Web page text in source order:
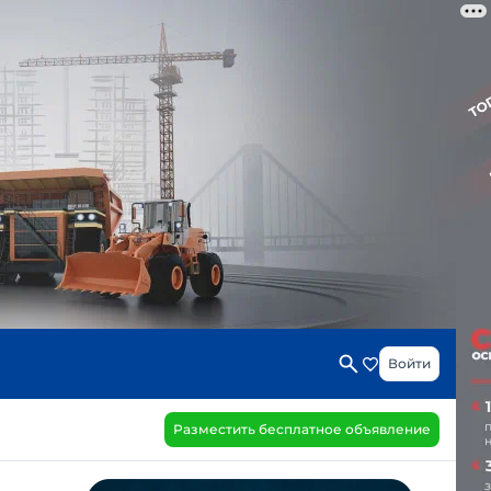
Войти
Разместить бесплатное объявление